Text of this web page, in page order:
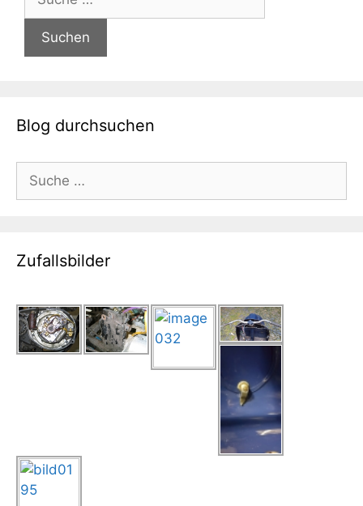
nach:
Blog durchsuchen
nach:
Zufallsbilder